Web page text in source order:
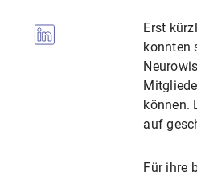
Erst
konnten
können.
auf
Für ihre